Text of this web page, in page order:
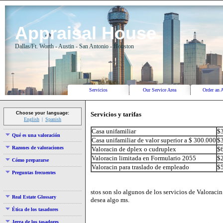
Appraisal House
Dallas/Ft. Worth - Austin - San Antonio - Houston
Servicios Our Service Area Order an
Choose your language:
English Spanish
Qué es una valoración
Razones de valoraciones
Cómo prepararse
Preguntas frecuentes
Real Estate Glossary
Ética de los tasadores
Jerga de los tasadores
Servicios y tarifas
Casa unifamiliar
Casa unifamiliar de valor superior a $ 300.000
Valoracin de dplex o cudruplex
Valoracin limitada en Formulario 2055
Valoracin para traslado de empleado
stos son slo algunos de los servicios de
desea algo ms.